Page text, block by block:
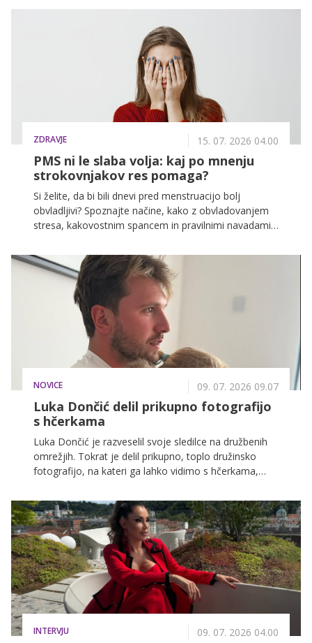
nohti, z nežnim nude lakom, prosojnim sijajem ali
ZDRAVJE 15. 07. 2026 04.00
PMS ni le slaba volja: kaj po mnenju
strokovnjakov res pomaga?
Si želite, da bi bili dnevi pred menstruacijo bolj
obvladljivi? Spoznajte načine, kako z obvladovanjem
stresa, kakovostnim spancem in pravilnimi navadami
samozavestno.
NOVICE 09. 07. 2026 09.07
Luka Dončić delil prikupno fotografijo
s hčerkama
Luka Dončić je razveselil svoje sledilce na družbenih
omrežjih. Tokrat je delil prikupno, toplo družinsko
fotografijo, na kateri ga lahko vidimo s hčerkama,
in navdušila oboževalce.
INTERVJU 09. 07. 2026 04.00